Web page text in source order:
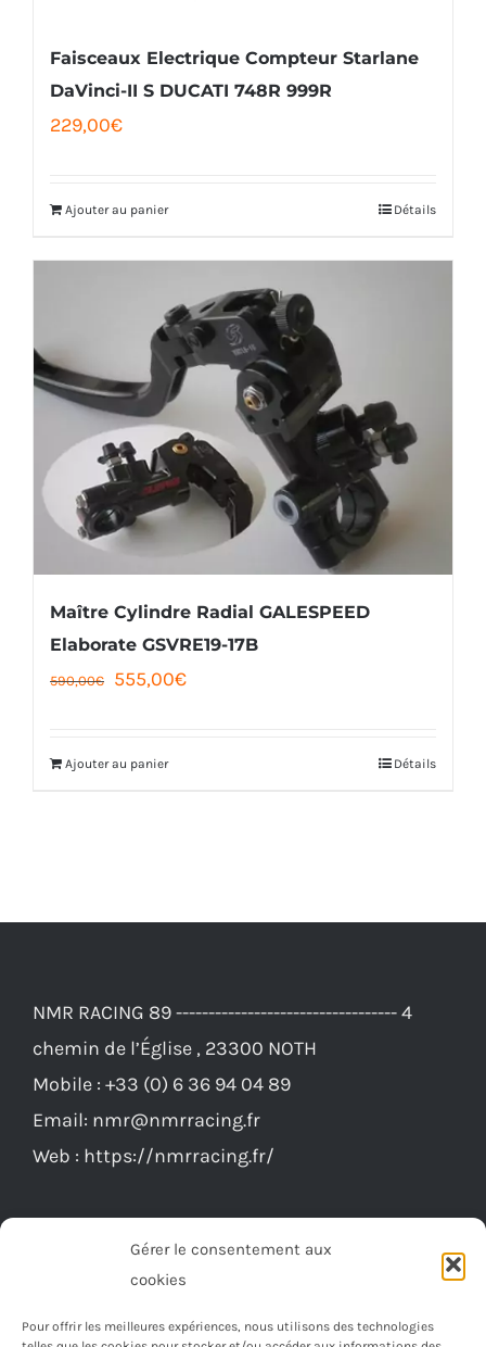
Gérer le consentement aux
cookies
Pour offrir les meilleures expériences, nous utilisons des technologies
Faisceaux Electrique Compteur Starlane
DaVinci-II S DUCATI 748R 999R
229,00€
Ajouter au panier Détails
Maître Cylindre Radial GALESPEED
Elaborate GSVRE19-17B
590,00€
Le
555,00€Le
Ajouter au panier Détails
NMR RACING 89 ---------------------------------- 4
chemin de l’Église , 23300 NOTH
Mobile : +33 (0) 6 36 94 04 89
Email: nmr@nmrracing.fr
Web : https://nmrracing.fr/